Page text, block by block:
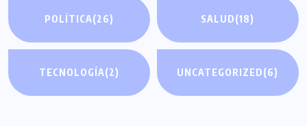
POLÍTICA(26) SALUD(18)
TECNOLOGÍA(2) UNCATEGORIZED(6)